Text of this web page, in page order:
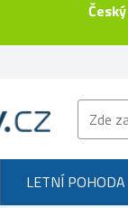
LETNÍ POHODA